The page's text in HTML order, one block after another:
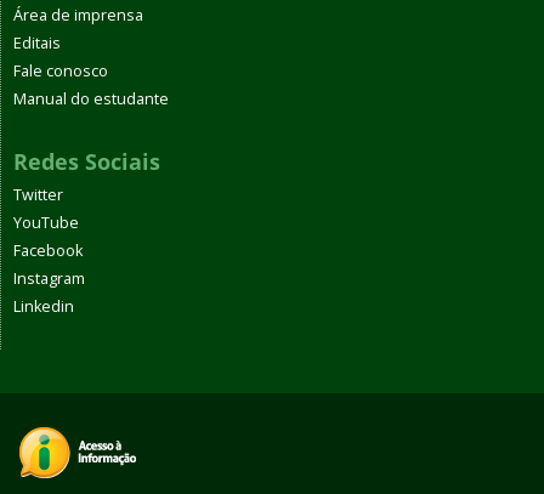
Área de imprensa
Editais
Fale conosco
Manual do estudante
Redes Sociais
Twitter
YouTube
Facebook
Instagram
Linkedin